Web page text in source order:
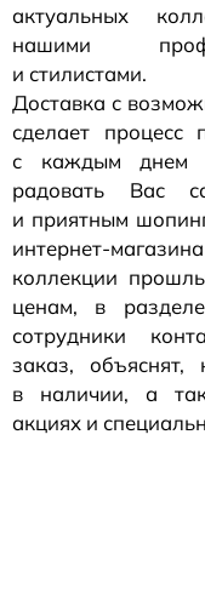
актуальных
нашими
и стилистами.
Доставка с
сделает процесс
с каждым днем
радовать Вас
и приятным
интернет-магазина
коллекции
ценам, в
сотрудники
заказ,
в наличии, а
акциях и